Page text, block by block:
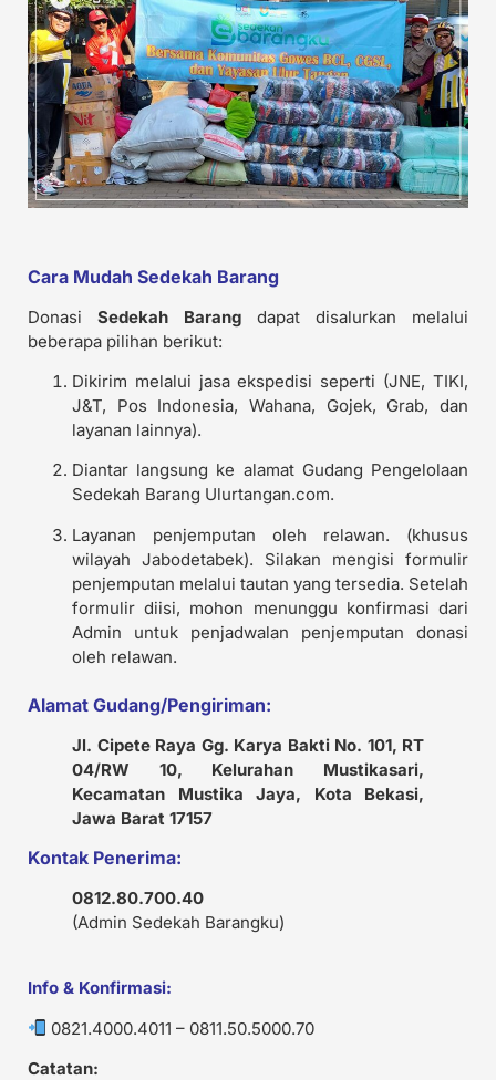
Cara Mudah Sedekah Barang
Donasi Sedekah Barang dapat disalurkan melalui
beberapa pilihan berikut:
Dikirim melalui jasa ekspedisi seperti (JNE, TIKI,
J&T, Pos Indonesia, Wahana, Gojek, Grab, dan
layanan lainnya).
Diantar langsung ke alamat Gudang Pengelolaan
Sedekah Barang Ulurtangan.com.
Layanan penjemputan oleh relawan. (khusus
wilayah Jabodetabek). Silakan mengisi formulir
penjemputan melalui tautan yang tersedia. Setelah
formulir diisi, mohon menunggu konfirmasi dari
Admin untuk penjadwalan penjemputan donasi
oleh relawan.
Alamat Gudang/Pengiriman:
Jl. Cipete Raya Gg. Karya Bakti No. 101, RT
04/RW 10, Kelurahan Mustikasari,
Kecamatan Mustika Jaya, Kota Bekasi,
Jawa Barat 17157
Kontak Penerima:
0812.80.700.40
(Admin Sedekah Barangku)
Info & Konfirmasi:
0821.4000.4011 – 0811.50.5000.70
Catatan: